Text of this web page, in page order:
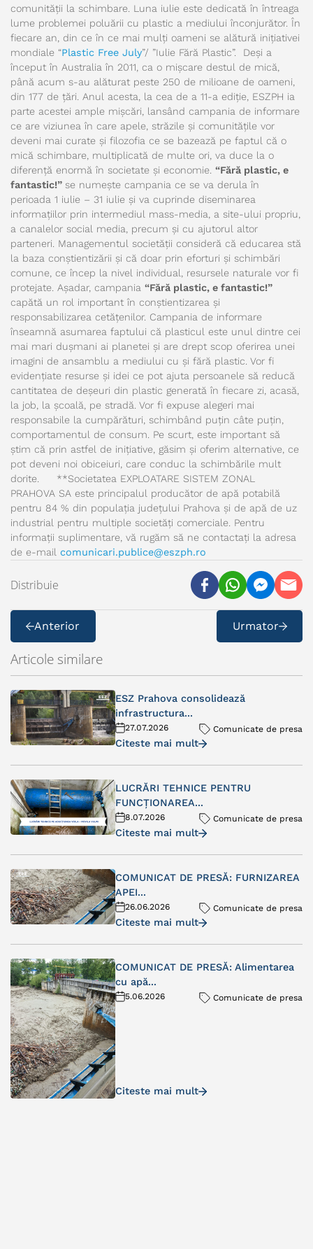
comunității la schimbare. Luna iulie este dedicată în întreaga
lume problemei poluării cu plastic a mediului înconjurător. În
fiecare an, din ce în ce mai mulți oameni se alătură inițiativei
mondiale “Plastic Free July”/ ”Iulie Fără Plastic”. Deși a
început în Australia în 2011, ca o mișcare destul de mică,
până acum s-au alăturat peste 250 de milioane de oameni,
din 177 de țări. Anul acesta, la cea de a 11-a ediție, ESZPH ia
parte acestei ample mișcări, lansând campania de informare
ce are viziunea în care apele, străzile și comunitățile vor
deveni mai curate și filozofia ce se bazează pe faptul că o
mică schimbare, multiplicată de multe ori, va duce la o
diferență enormă în societate și economie. “Fără plastic, e
fantastic!” se numește campania ce se va derula în
perioada 1 iulie – 31 iulie și va cuprinde diseminarea
informațiilor prin intermediul mass-media, a site-ului propriu,
a canalelor social media, precum și cu ajutorul altor
parteneri. Managementul societății consideră că educarea stă
la baza conștientizării și că doar prin eforturi și schimbări
comune, ce încep la nivel individual, resursele naturale vor fi
protejate. Așadar, campania “Fără plastic, e fantastic!”
capătă un rol important în conștientizarea și
responsabilizarea cetățenilor. Campania de informare
înseamnă asumarea faptului că plasticul este unul dintre cei
mai mari dușmani ai planetei și are drept scop oferirea unei
imagini de ansamblu a mediului cu și fără plastic. Vor fi
evidențiate resurse și idei ce pot ajuta persoanele să reducă
cantitatea de deșeuri din plastic generată în fiecare zi, acasă,
la job, la școală, pe stradă. Vor fi expuse alegeri mai
responsabile la cumpărături, schimbând puțin câte puțin,
comportamentul de consum. Pe scurt, este important să
știm că prin astfel de inițiative, găsim și oferim alternative, ce
pot deveni noi obiceiuri, care conduc la schimbările mult
dorite. **Societatea EXPLOATARE SISTEM ZONAL
PRAHOVA SA este principalul producător de apă potabilă
pentru 84 % din populația județului Prahova și de apă de uz
industrial pentru multiple societăți comerciale. Pentru
informații suplimentare, vă rugăm să ne contactați la adresa
de e-mail comunicari.publice@eszph.ro
Distribuie
Anterior Urmator
Articole similare
ESZ Prahova consolidează
infrastructura...
27.07.2026 Comunicate de presa
Citeste mai mult
LUCRĂRI TEHNICE PENTRU
FUNCȚIONAREA...
8.07.2026 Comunicate de presa
Citeste mai mult
COMUNICAT DE PRESĂ: FURNIZAREA
APEI...
26.06.2026 Comunicate de presa
Citeste mai mult
COMUNICAT DE PRESĂ: Alimentarea
cu apă...
5.06.2026 Comunicate de presa
Citeste mai mult